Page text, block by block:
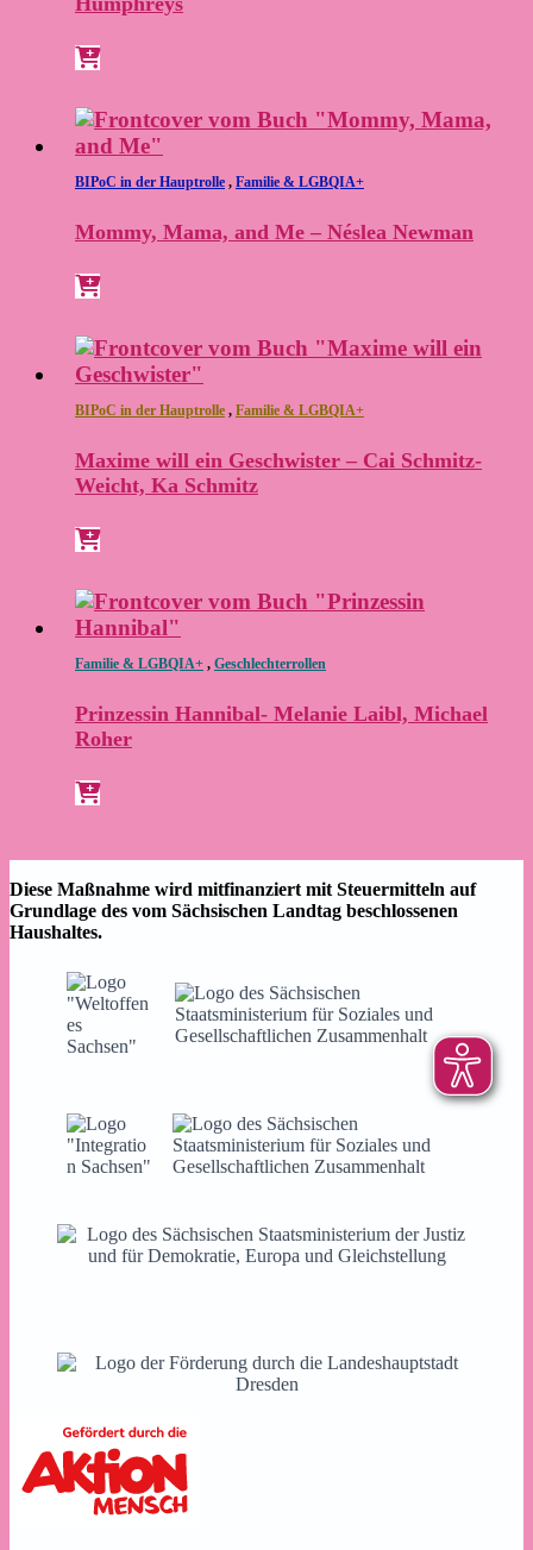
BIPoC in der Hauptrolle , Familie & LGBQIA+
Mommy, Mama, and Me – Néslea Newman
BIPoC in der Hauptrolle , Familie & LGBQIA+
Maxime will ein Geschwister – Cai Schmitz-
Weicht, Ka Schmitz
Familie & LGBQIA+ , Geschlechterrollen
Prinzessin Hannibal- Melanie Laibl, Michael
Roher
Diese Maßnahme wird mitfinanziert mit Steuermitteln auf
Grundlage des vom Sächsischen Landtag beschlossenen
Haushaltes.